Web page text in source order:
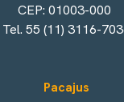
CEP: 01003-000
Tel. 55 (11) 3116-
Pacajus